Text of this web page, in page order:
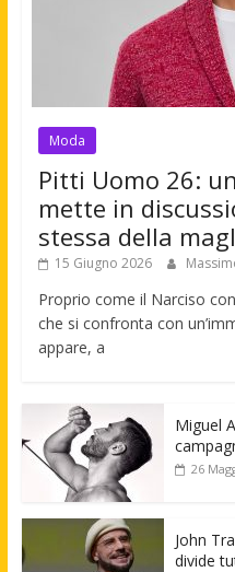
Moda
Pitti Uomo 26:
mette in
stessa della
15 Giugno 2026
Proprio come il Narciso
che si confronta con
appare, a
Miguel
26
John
divide